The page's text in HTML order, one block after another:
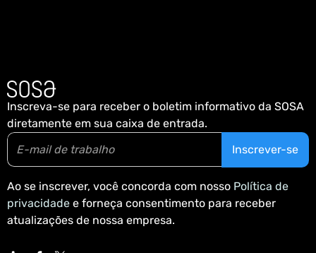
Inscreva-se para receber o boletim informativo da SOSA
diretamente em sua caixa de entrada.
Ao se inscrever, você concorda com nosso Política de
privacidade e forneça consentimento para receber
atualizações de nossa empresa.